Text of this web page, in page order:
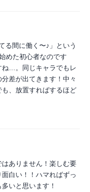
る間に働く〜♪」という
めた初心者なのです
ね…。同じキャラでもレ
差が出てきます！中々
、放置すればするほど
ありません！楽しむ要
白い！！ハマればずっ
いと思います！